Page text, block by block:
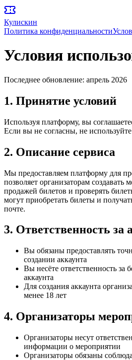
Кулискин
Политика конфиденциальности
Условия
Последнее обновление: апрель 2026
1. Принятие условий
Используя платформу, вы
Если вы не согласны, не
2. Описание сервиса
Мы предоставляем платформу для
позволяет организаторам создавать
продажей билетов и проверять
могут приобретать билеты и
почте.
3. Ответственность за
Вы обязаны предоставлять
создании аккаунта
Вы несёте ответственность за
аккаунта
Для создания аккаунта
менее 18 лет
4. Организаторы
Организаторы несут
информации о мероприятии
Организаторы обязаны